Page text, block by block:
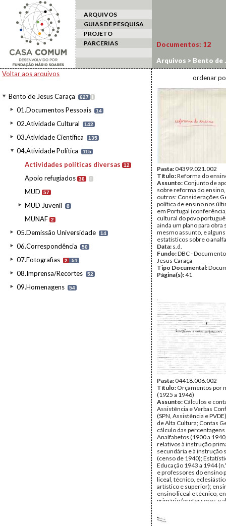
ARQUIVOS
GUIAS DE PESQUISA
PROJETO
PARCERIAS
Voltar aos arquivos
Bento de Jesus Caraça 627 I
01.Documentos Pessoais 14
02.Atividade Cultural 142
03.Atividade Científica 135
04.Atividade Política 115
Actividades políticas diversas 12
Apoio refugiados 36 I
MUD 57
MUD Juvenil 8
MUNAF 2
05.Demissão Universidade 14
06.Correspondência 50
07.Fotografias 2 51
08.Imprensa/Recortes 52
09.Homenagens 54
Documentos: 12
Arquivos > Bento de
ordenar
Pasta:04399.021.002
Título:Reforma do
Assunto: Conjunto de
sobre reforma do
outros: Considerações
política de ensino nos
em Portugal
cultural do povo
ainda um plano para obra
mesmo assunto, e
estatísticos sobre o
Data: s.d.
Fundo:DBC -
Jesus Caraça
Tipo Documental:
Página(s):41
Pasta:04418.006.002
Título: Orçamentos por
(1925 a 1946)
Assunto: Cálculos e
Assistência e Verbas
(SPN, Assistência e
de Alta Cultura; Contas
cálculo das
Analfabetos (1900 a
relativos à instrução
secundária e à instrução
(censo de 1940);
Educação 1943 a 1944
e professores do ensino
liceal, técnico,
artístico e superior);
ensino liceal e técnico,
primário (professores e
Fundo: